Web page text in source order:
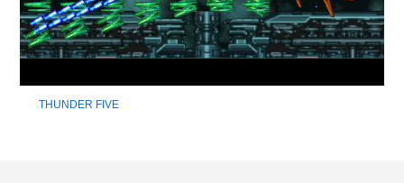
THUNDER FIVE